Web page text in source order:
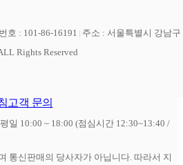
호 : 101-86-16191
주소 : 서울특별시 강남
Rights Reserved
고객 문의
일 10:00 ~ 18:00 (점심시간 12:30~13:40 /
통신판매의 당사자가 아닙니다. 따라서 지